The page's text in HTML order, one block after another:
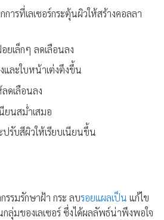
ารที่เลเซอร์กระตุ้นผิวให้สร้างคอลลา
ยเล็กๆ ลดเลือนลง
และใบหน้าเต่งตึงขึ้น
ดเลือนลง
ยนสม่ำเสมอ
รับสีผิวให้เรียบเนียนขึ้น
รรมรักษาฝ้า กระ ลบรอยแผลเป็น แก้ไข
ลุ่มของเลเซอร์ ซึ่งได้ผลลัพธ์น่าพึงพอใจ